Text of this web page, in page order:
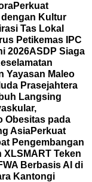
Perkuat
Kultur
Tas Lokal
Petikemas IPC
2026ASDP Siaga
Yayasan Maleo
Prasejahtera
Langsing
Obesitas pada
AsiaPerkuat
Pengembangan
XLSMART Teken
Berbasis AI di
Kantongi